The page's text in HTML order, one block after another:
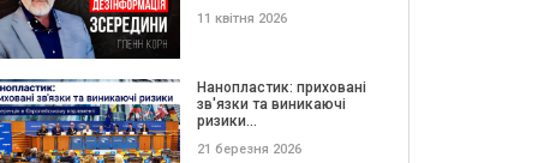
11 квітня 2026
Нанопластик: приховані
зв'язки та виникаючі
ризики...
21 березня 2026